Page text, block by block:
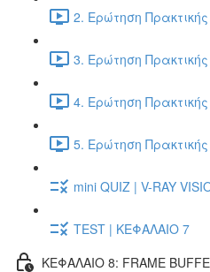
2. Ερώτηση
3. Ερώτηση
4. Ερώτηση
5. Ερώτηση
mini QUIZ | V-RAY
TEST | ΚΕΦΑΛΑΙΟ 7
ΚΕΦΑΛΑΙΟ 8: FRAME